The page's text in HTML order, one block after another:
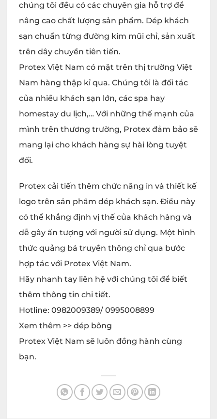
chúng tôi đều có các chuyên gia hỗ trợ để
nâng cao chất lượng sản phẩm. Dép khách
sạn chuẩn từng đường kim mũi chỉ, sản xuất
trên dây chuyền tiên tiến.
Protex Việt Nam có mặt trên thị trường Việt
Nam hàng thập kỉ qua. Chúng tôi là đối tác
của nhiều khách sạn lớn, các spa hay
homestay du lịch,… Với những thế mạnh của
mình trên thương trường, Protex đảm bảo sẽ
mang lại cho khách hàng sự hài lòng tuyệt
đối.
Protex cải tiến thêm chức năng in và thiết kế
logo trên sản phẩm dép khách sạn. Điều này
có thể khẳng định vị thế của khách hàng và
dễ gây ấn tượng với người sử dụng. Một hình
thức quảng bá truyền thông chỉ qua bước
hợp tác với Protex Việt Nam.
Hãy nhanh tay liên hệ với chúng tôi để biết
thêm thông tin chi tiết.
Hotline: 0982009389/ 0995008899
Xem thêm >> dép bông
Protex Việt Nam sẽ luôn đồng hành cùng
bạn.